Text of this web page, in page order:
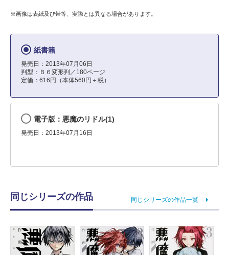
※画像は表紙及び帯等、実際とは異なる場合があります。
紙書籍
発売日：2013年07月06日
判型：Ｂ６変形判／180ページ
定価：616円（本体560円＋税）
電子版：悪魔のリドル(1)
発売日：2013年07月16日
同じシリーズの作品 同じシリーズの作品一覧